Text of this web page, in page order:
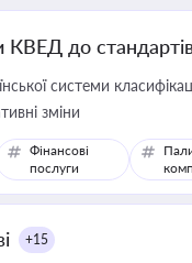
КВЕД до
системи
зміни
Фінансові
послуги
+15